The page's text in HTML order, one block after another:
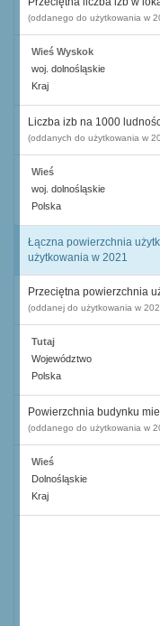
(oddanego do użytkowania w
Wieś Wyskok
woj. dolnośląskie
Kraj
Liczba izb na 1000
(oddanych do użytkowania w
Wieś
woj. dolnośląskie
Polska
Łączna powierzchnia
użytkowania w 2021
Przeciętna powierzchnia
(oddanej do użytkowania w
Tutaj
Województwo
Polska
Powierzchnia budynku
(oddanego do użytkowania w
Wieś
Dolnośląskie
Kraj